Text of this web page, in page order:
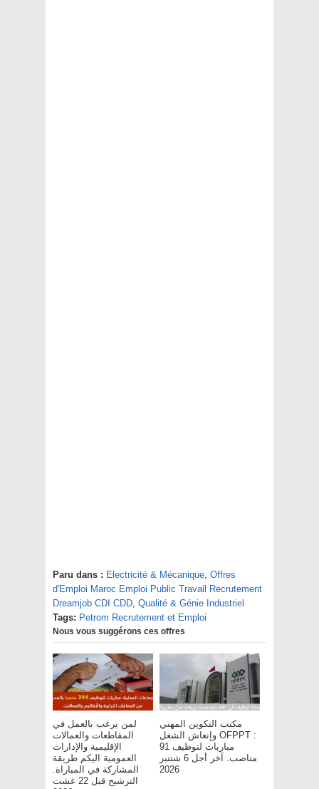
Paru dans : Electricité & Mécanique, Offres
d'Emploi Maroc Emploi Public Travail Recrutement
Dreamjob CDI CDD, Qualité & Génie Industriel
Tags: Petrom Recrutement et Emploi
Nous vous suggérons ces offres
لمن يرغب بالعمل في
المقاطعات والعمالات
الإقليمية والإدارات
العمومية اليكم طريقة
المشاركة في المباراة.
الترشيح قبل 22 غشت
مكتب التكوين المهني
وإنعاش الشغل OFPPT :
مباريات لتوظيف 91
مناصب. آخر أجل 6 شتنبر
2026